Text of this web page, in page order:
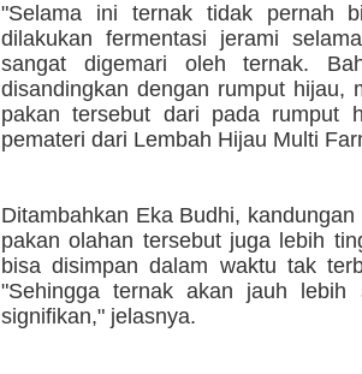
"Selama ini ternak tidak pernah
dilakukan fermentasi jerami
sangat digemari oleh ternak.
disandingkan dengan rumput hijau,
pakan tersebut dari pada rumput
pemateri dari Lembah Hijau Multi
Ditambahkan Eka Budhi,
pakan olahan tersebut juga lebih
bisa disimpan dalam waktu tak
"Sehingga ternak akan jauh
signifikan," jelasnya.